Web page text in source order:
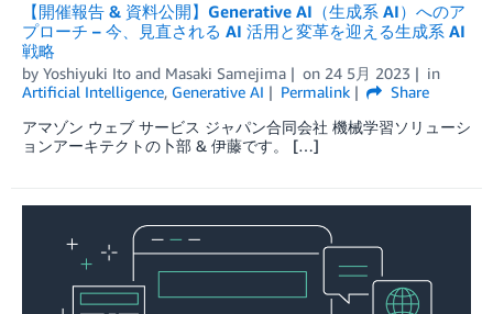
【開催報告 & 資料公開】Generative AI（生成系 AI）へのア
プローチ – 今、見直される AI 活用と変革を迎える生成系 AI
戦略
by Yoshiyuki Ito and Masaki Samejima on 24 5月 2023
in
Artificial Intelligence, Generative AI Permalink
Share
アマゾン ウェブ サービス ジャパン合同会社 機械学習ソリューシ
ョンアーキテクトの卜部 & 伊藤です。 […]